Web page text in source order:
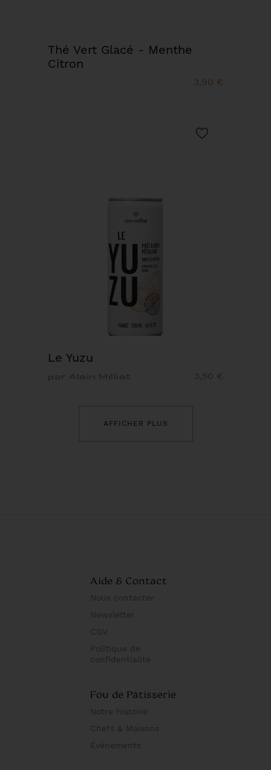
Thé Vert Glacé - Menthe
Citron
3,90 €
Le Yuzu
3,50 €
AFFICHER PLUS
Aide & Contact
Nous contacter
Newsletter
CGV
Politique de
confidentialité
Fou de Pâtisserie
Notre histoire
Chefs & Maisons
Évènements